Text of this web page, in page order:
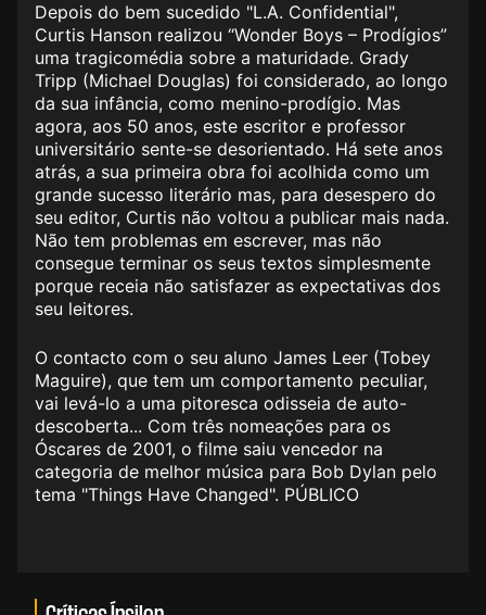
Depois do bem sucedido "L.A. Confidential",
Curtis Hanson realizou “Wonder Boys – Prodígios”
uma tragicomédia sobre a maturidade. Grady
Tripp (Michael Douglas) foi considerado, ao longo
da sua infância, como menino-prodígio. Mas
agora, aos 50 anos, este escritor e professor
universitário sente-se desorientado. Há sete anos
atrás, a sua primeira obra foi acolhida como um
grande sucesso literário mas, para desespero do
seu editor, Curtis não voltou a publicar mais nada.
Não tem problemas em escrever, mas não
consegue terminar os seus textos simplesmente
porque receia não satisfazer as expectativas dos
seu leitores.
O contacto com o seu aluno James Leer (Tobey
Maguire), que tem um comportamento peculiar,
vai levá-lo a uma pitoresca odisseia de auto-
descoberta... Com três nomeações para os
Óscares de 2001, o filme saiu vencedor na
categoria de melhor música para Bob Dylan pelo
tema "Things Have Changed". PÚBLICO